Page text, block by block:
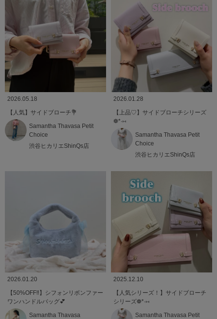
2026.05.18
【人気】サイドブローチ💐
Samantha Thavasa Petit
Choice
渋谷ヒカリエShinQs店
2026.01.28
【上品♡】サイドブローチシリーズ
❁*·⑅
Samantha Thavasa Petit
Choice
渋谷ヒカリエShinQs店
2026.01.20
【50%OFF‼️】シフォンリボンファー
ワンハンドルバッグ💕
Samantha Thavasa
2025.12.10
【人気シリーズ！】サイドブローチ
シリーズ❁*·⑅
Samantha Thavasa Petit